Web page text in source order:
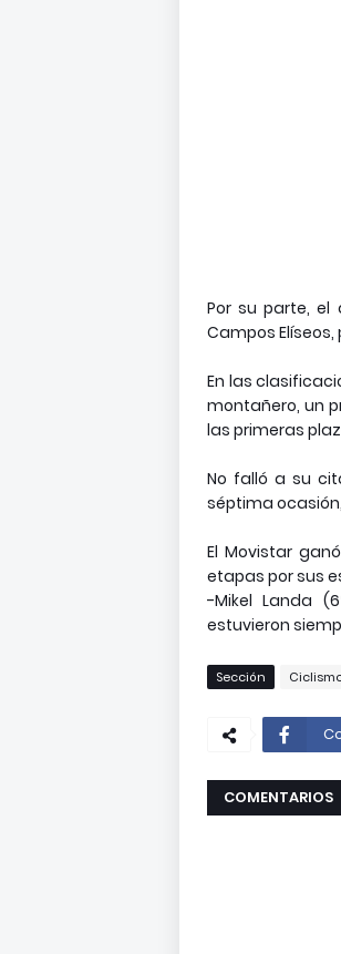
Por su parte, el
Campos
En las
montañero, un
las primeras
No falló a su
séptima
El Movistar
etapas por sus
-Mikel Landa
estuvieron
Sección
COMENTARIOS